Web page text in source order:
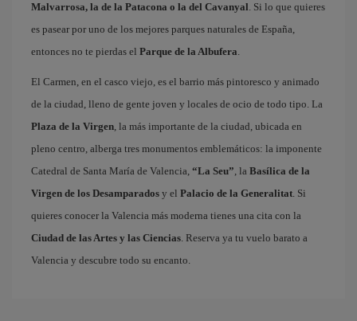
Malvarrosa, la de la Patacona o la del Cavanyal. Si lo que quieres
es pasear por uno de los mejores parques naturales de España,
entonces no te pierdas el Parque de la Albufera.
El Carmen, en el casco viejo, es el barrio más pintoresco y animado
de la ciudad, lleno de gente joven y locales de ocio de todo tipo. La
Plaza de la Virgen, la más importante de la ciudad, ubicada en
pleno centro, alberga tres monumentos emblemáticos: la imponente
Catedral de Santa María de Valencia, “La Seu”, la Basílica de la
Virgen de los Desamparados y el Palacio de la Generalitat. Si
quieres conocer la Valencia más moderna tienes una cita con la
Ciudad de las Artes y las Ciencias. Reserva ya tu vuelo barato a
Valencia y descubre todo su encanto.